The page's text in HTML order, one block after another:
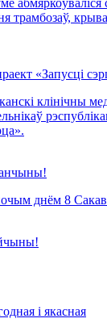
абмяркоўваліся
трамбозаў,
«Запусці
клінічны
днём 8
і якасная